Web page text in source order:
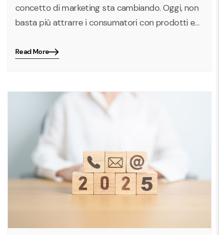
concetto di marketing sta cambiando. Oggi, non
basta più attrarre i consumatori con prodotti e…
Blog
Read More